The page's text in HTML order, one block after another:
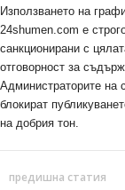
Използването на
24shumen.com е
санкционирани с
отговорност за
Администраторите на
блокират
на добрия тон.
предишна статия